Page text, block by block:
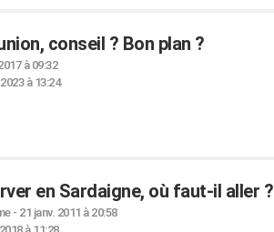
conseil ? Bon plan ?
à 09:32
à 13:24
en Sardaigne, où faut-il aller ?
- 21 janv. 2011 à 20:58